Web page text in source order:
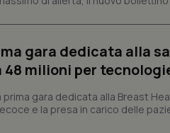
gara dedicata alla
milioni per
gara dedicata alla Breast
e la presa in carico delle
PHP.net
www.quotidianosanita.it